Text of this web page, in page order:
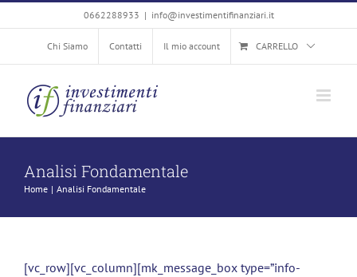
al
contenuto
0662288933 | info@investimentifinanziari.it
Chi Siamo Contatti Il mio account CARRELLO
Analisi Fondamentale
Home Analisi Fondamentale
[vc_row][vc_column][mk_message_box type=”info-